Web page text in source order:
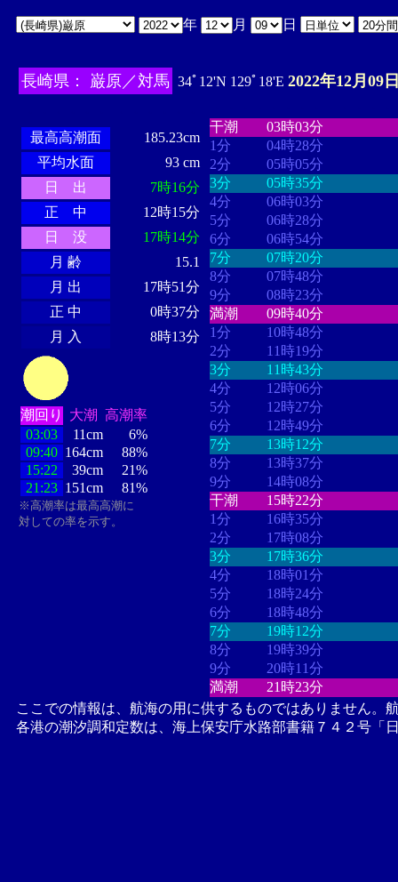
年 月 日
長崎県： 巌原／対馬 34ﾟ12'N 129ﾟ18'E 2022年12月09
最高高潮面
185.23cm
平均水面
93 cm
日 出
7時16分
正 中
12時15分
日 没
17時14分
月 齢
15.1
月 出
17時51分
正 中
0時37分
月 入
8時13分
潮回り 大潮 高潮率
03:03
11cm
6%
09:40 164cm
88%
15:22
39cm
21%
21:23 151cm 81%
※高潮率は最高高潮に
対しての率を示す。
干潮
03時03分
1分
04時28分
2分
05時05分
3分
05時35分
4分
06時03分
5分
06時28分
6分
06時54分
7分
07時20分
8分
07時48分
9分
08時23分
満潮
09時40分
1分
10時48分
2分
11時19分
3分
11時43分
4分
12時06分
5分
12時27分
6分
12時49分
7分
13時12分
8分
13時37分
9分
14時08分
干潮
15時22分
1分
16時35分
2分
17時08分
3分
17時36分
4分
18時01分
5分
18時24分
6分
18時48分
7分
19時12分
8分
19時39分
9分
20時11分
満潮
21時23分
ここでの情報は、航海の用に供するものではありません。
各港の潮汐調和定数は、海上保安庁水路部書籍７４２号「